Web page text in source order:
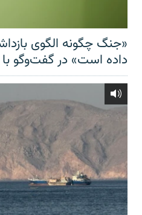
«جنگ چگونه الگوی
داده است» در گفت‌وگو با